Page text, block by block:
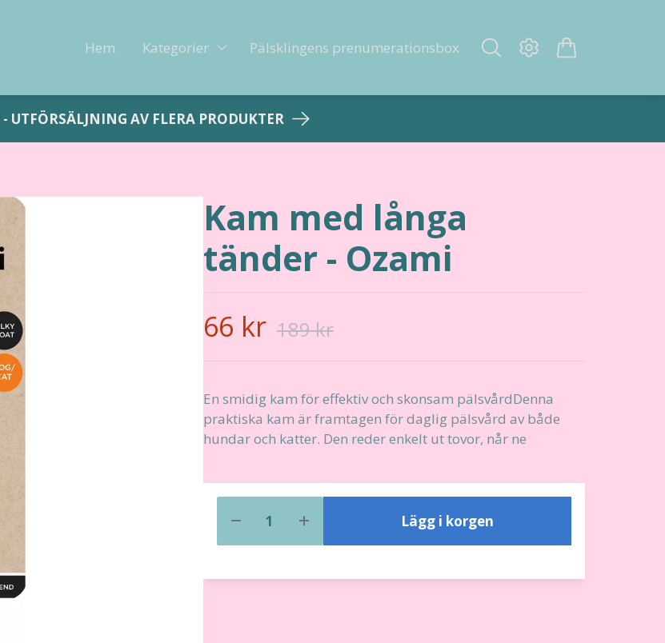
Hem Kategorier Pälsklingens prenumerationsbox
- UTFÖRSÄLJNING AV FLERA PRODUKTER
Kam med långa
tänder - Ozami
66 kr 189 kr
En smidig kam för effektiv och skonsam pälsvårdDenna
praktiska kam är framtagen för daglig pälsvård av både
hundar och katter. Den reder enkelt ut tovor, når ne
Lägg i korgen